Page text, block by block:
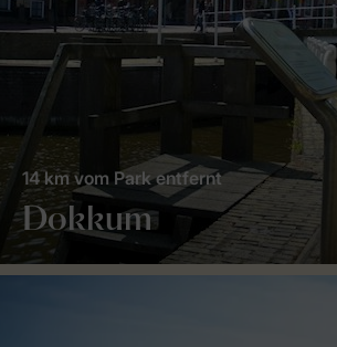
Dokkum
14 km vom Park entfernt